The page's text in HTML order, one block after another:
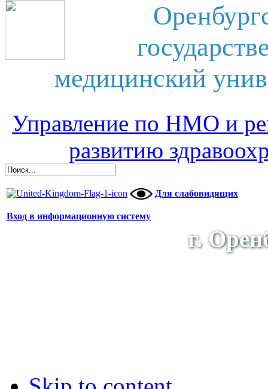
медицинский
Управление по НМО и
развитию
Для слабовидящих
Вход в информационную систему
г.